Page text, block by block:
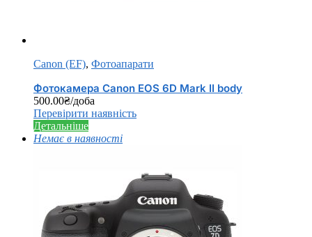
Canon (EF), Фотоапарати
Фотокамера Canon EOS 6D Mark II body
500.00₴/доба
Перевірити наявність
Детальніше
Немає в наявності